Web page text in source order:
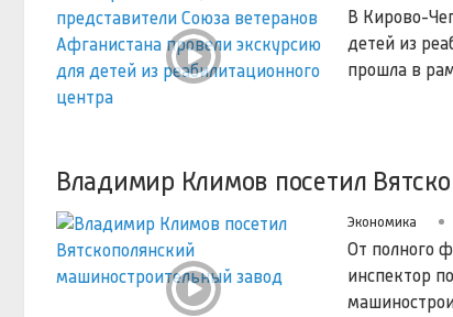
В Кирово-
детей из
прошла в
Владимир Климов посетил
Экономика
От полного
инспектор